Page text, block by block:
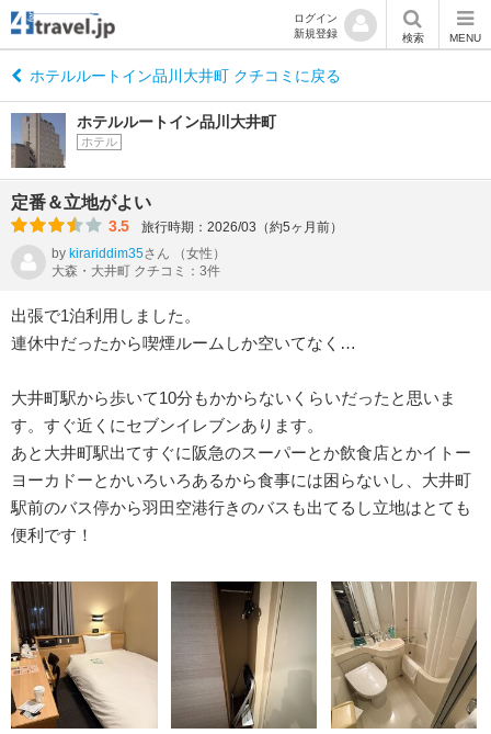
ログイン
新規登録
検索 MENU
ホテルルートイン品川大井町 クチコミに戻る
ホテルルートイン品川大井町
ホテル
定番＆立地がよい
3.5
旅行時期：2026/03（約5ヶ月前）
by kirariddim35さん
（女性）
大森・大井町 クチコミ：3件
出張で1泊利用しました。
連休中だったから喫煙ルームしか空いてなく…
大井町駅から歩いて10分もかからないくらいだったと思いま
す。すぐ近くにセブンイレブンあります。
あと大井町駅出てすぐに阪急のスーパーとか飲食店とかイトー
ヨーカドーとかいろいろあるから食事には困らないし、大井町
駅前のバス停から羽田空港行きのバスも出てるし立地はとても
便利です！